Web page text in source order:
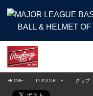
BALL & HELMET
HOME PRODUCTS グラブ